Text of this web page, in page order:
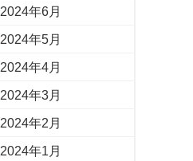
2024年6月
2024年5月
2024年4月
2024年3月
2024年2月
2024年1月